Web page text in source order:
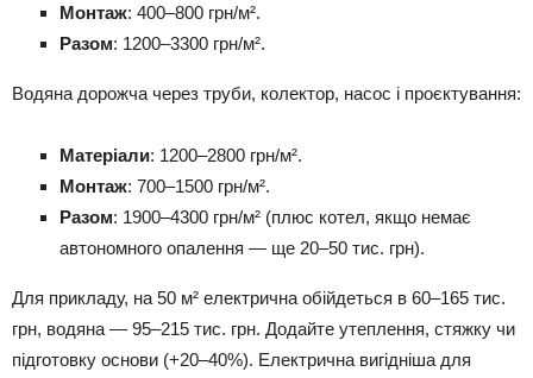
Монтаж: 400–800 грн/м².
Разом: 1200–3300 грн/м².
Водяна дорожча через труби, колектор, насос і проєктування:
Матеріали: 1200–2800 грн/м².
Монтаж: 700–1500 грн/м².
Разом: 1900–4300 грн/м² (плюс котел, якщо немає
автономного опалення — ще 20–50 тис. грн).
Для прикладу, на 50 м² електрична обійдеться в 60–165 тис.
грн, водяна — 95–215 тис. грн. Додайте утеплення, стяжку чи
підготовку основи (+20–40%). Електрична вигідніша для